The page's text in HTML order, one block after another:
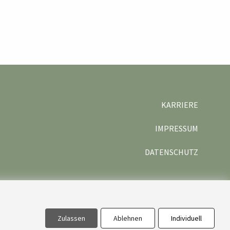
KARRIERE
IMPRESSUM
DATENSCHUTZ
Zulassen Ablehnen Individuell